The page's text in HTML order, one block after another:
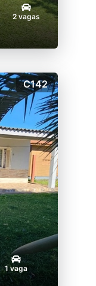
2 vagas
C142
1 vaga